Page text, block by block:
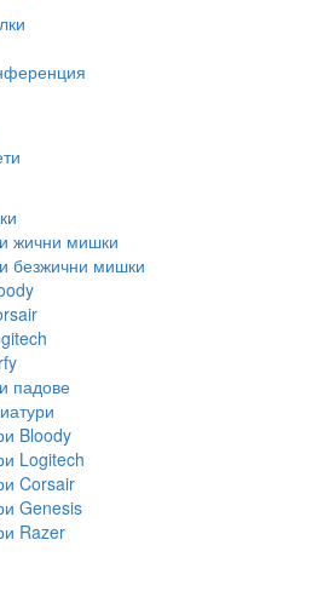
жични мишки
безжични мишки
падове
Bloody
Logitech
Corsair
Genesis
Razer